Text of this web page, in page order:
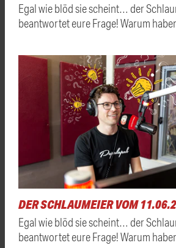
Egal wie blöd sie scheint… der
beantwortet eure Frage! Warum
DER SCHLAUMEIER VOM
Egal wie blöd sie scheint… der
beantwortet eure Frage! Warum